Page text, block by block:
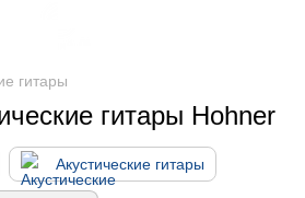
гитары
гитары Hohner
Акустические гитары